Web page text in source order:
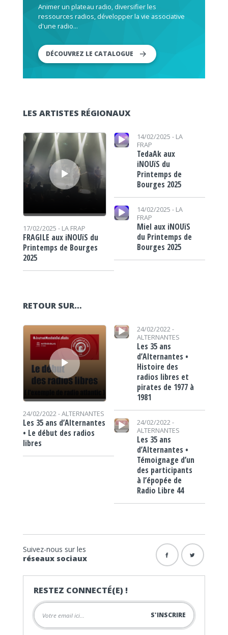
Animer un plateau radio, diversifier les
ressources radios, développer la vie associative
d'une radio...
DÉCOUVREZ LE CATALOGUE
LES ARTISTES RÉGIONAUX
Lecteur audio
17/02/2025 - LA FRAP
FRAGILE aux iNOUïS du
Printemps de Bourges
2025
Lecteur audio 14/02/2025 - LA
FRAP
TedaAk aux
iNOUïS du
Printemps de
Bourges 2025
Lecteur audio
14/02/2025 - LA
FRAP
Miel aux iNOUïS
du Printemps de
Bourges 2025
RETOUR SUR…
Lecteur audio
24/02/2022 -ALTERNANTES
Les 35 ans d’Alternantes
• Le début des radios
libres
Lecteur audio
24/02/2022 -
ALTERNANTES
Les 35 ans
d’Alternantes •
Histoire des
radios libres et
pirates de 1977 à
1981
Lecteur audio
24/02/2022 -
ALTERNANTES
Les 35 ans
d’Alternantes •
Témoignage d’un
des participants
à l’épopée de
Radio Libre 44
Suivez-nous sur les
réseaux sociaux
RESTEZ CONNECTÉ(E) !